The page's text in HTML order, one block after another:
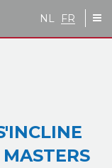
NL FR